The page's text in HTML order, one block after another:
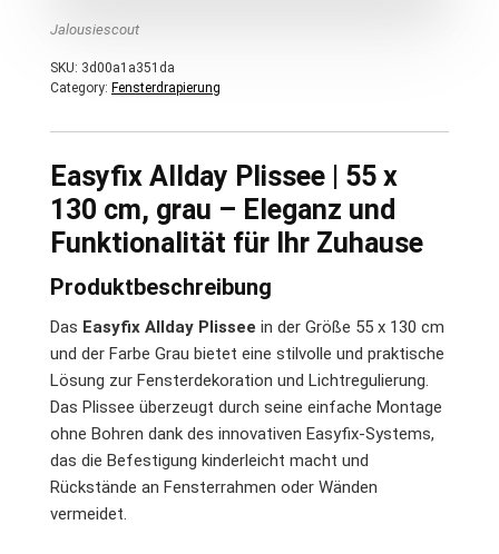
Jalousiescout
SKU: 3d00a1a351da
Category: Fensterdrapierung
Easyfix Allday Plissee | 55 x
130 cm, grau – Eleganz und
Funktionalität für Ihr Zuhause
Produktbeschreibung
Das Easyfix Allday Plissee in der Größe 55 x 130 cm
und der Farbe Grau bietet eine stilvolle und praktische
Lösung zur Fensterdekoration und Lichtregulierung.
Das Plissee überzeugt durch seine einfache Montage
ohne Bohren dank des innovativen Easyfix-Systems,
das die Befestigung kinderleicht macht und
Rückstände an Fensterrahmen oder Wänden
vermeidet.